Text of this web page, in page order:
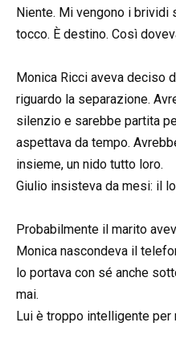
Niente. Mi vengono i brividi
tocco. È destino. Così
Monica Ricci aveva deciso
riguardo la separazione.
silenzio e sarebbe partita
aspettava da tempo.
insieme, un nido tutto loro.
Giulio insisteva da mesi: il
Probabilmente il marito
Monica nascondeva il
lo portava con sé anche
mai.
Lui è troppo intelligente per